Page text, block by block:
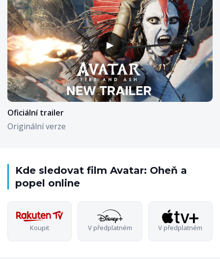
▶
Oficiální trailer
Originální verze
Kde sledovat film Avatar: Oheň a
popel online
Koupit V předplatném V předplatném